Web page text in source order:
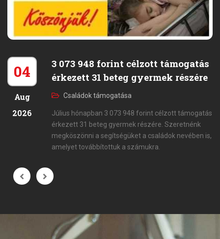
04
Aug
2026
3 073 948 forint célzott támogatás
érkezett 31 beteg gyermek részére
Családok támogatása
Július hónapban 3 073 948 forint célzott támogatás
érkezett 31 beteg gyermek részére. Szeretnénk
megköszönni a segítségüket a családok nevében is,
amelyet továbbítottuk a számukra.